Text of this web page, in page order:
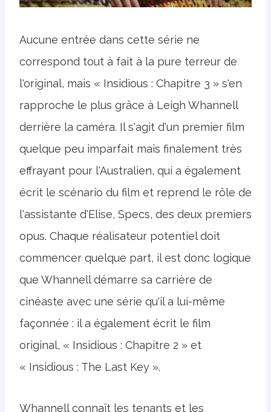
Aucune entrée dans cette série ne
correspond tout à fait à la pure terreur de
l'original, mais « Insidious : Chapitre 3 » s'en
rapproche le plus grâce à Leigh Whannell
derrière la caméra. Il s'agit d'un premier film
quelque peu imparfait mais finalement très
effrayant pour l'Australien, qui a également
écrit le scénario du film et reprend le rôle de
l'assistante d'Elise, Specs, des deux premiers
opus. Chaque réalisateur potentiel doit
commencer quelque part, il est donc logique
que Whannell démarre sa carrière de
cinéaste avec une série qu'il a lui-même
façonnée : il a également écrit le film
original, « Insidious : Chapitre 2 » et
« Insidious : The Last Key ».
Whannell connaît les tenants et les